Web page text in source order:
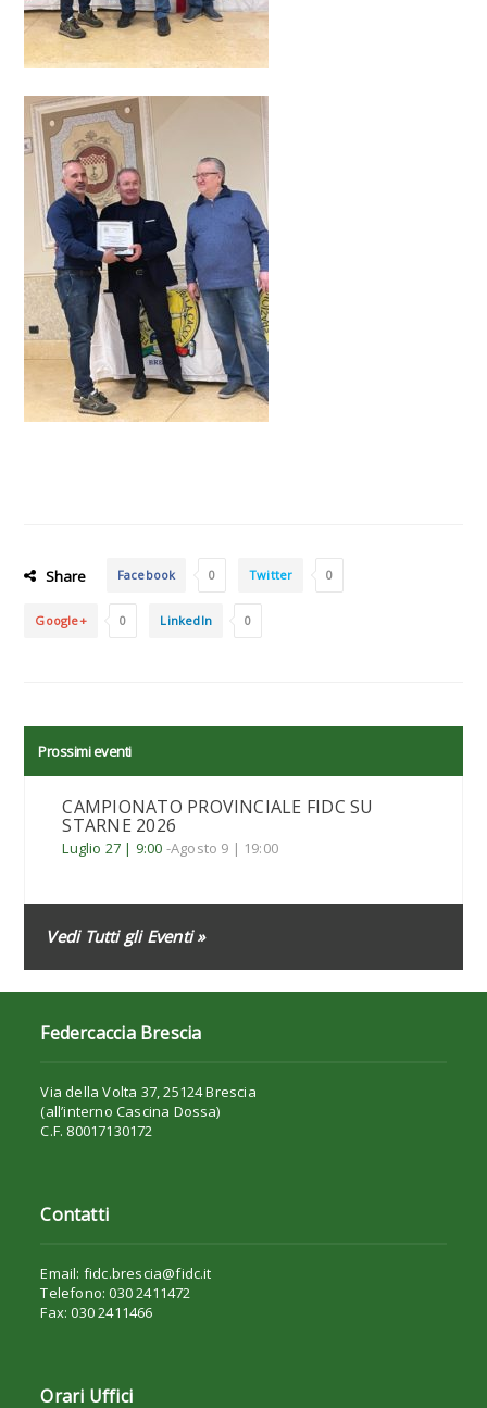
Share Facebook 0 Twitter 0
Google+ 0 LinkedIn 0
Prossimi eventi
CAMPIONATO PROVINCIALE FIDC SU
STARNE 2026
Luglio 27 | 9:00 -Agosto 9 | 19:00
Vedi Tutti gli Eventi »
Federcaccia Brescia
Via della Volta 37, 25124 Brescia
(all’interno Cascina Dossa)
C.F. 80017130172
Contatti
Email: fidc.brescia@fidc.it
Telefono: 030 2411472
Fax: 030 2411466
Orari Uffici